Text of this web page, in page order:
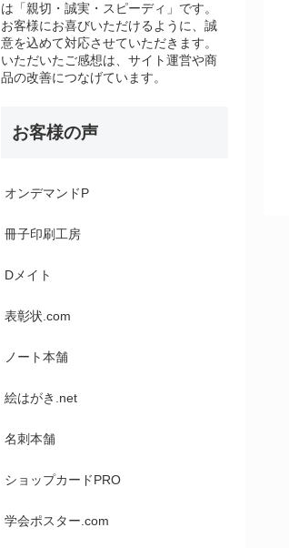
は「親切・誠実・スピーディ」です。
お客様にお喜びいただけるように、誠
意を込めて対応させていただきます。
いただいたご感想は、サイト運営や商
品の改善につなげています。
お客様の声
オンデマンドP
冊子印刷工房
Dメイト
表彰状.com
ノート本舗
絵はがき.net
名刺本舗
ショップカードPRO
学会ポスター.com